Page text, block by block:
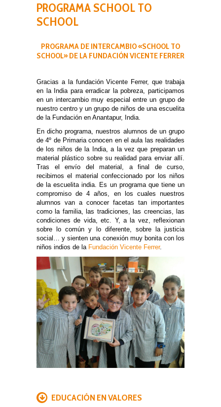
PROGRAMA SCHOOL TO
SCHOOL
PROGRAMA DE INTERCAMBIO «SCHOOL TO
SCHOOL» DE LA FUNDACIÓN VICENTE FERRER
Gracias a la fundación Vicente Ferrer, que trabaja
en la India para erradicar la pobreza, participamos
en un intercambio muy especial entre un grupo de
nuestro centro y un grupo de niños de una escuelita
de la Fundación en Anantapur, India.
En dicho programa, nuestros alumnos de un grupo
de 4º de Primaria conocen en el aula las realidades
de los niños de la India, a la vez que preparan un
material plástico sobre su realidad para enviar allí.
Tras el envío del material, a final de curso,
recibimos el material confeccionado por los niños
de la escuelita india. Es un programa que tiene un
compromiso de 4 años, en los cuales nuestros
alumnos van a conocer facetas tan importantes
como la familia, las tradiciones, las creencias, las
condiciones de vida, etc. Y, a la vez, reflexionan
sobre lo común y lo diferente, sobre la justicia
social… y sienten una conexión muy bonita con los
niños indios de la Fundación Vicente Ferrer.
EDUCACIÓN EN VALORES